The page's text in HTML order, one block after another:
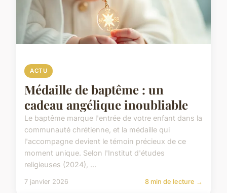
ACTU
Médaille de baptême : un
cadeau angélique inoubliable
Le baptême marque l'entrée de votre enfant dans la
communauté chrétienne, et la médaille qui
l'accompagne devient le témoin précieux de ce
moment unique. Selon l'Institut d'études
religieuses (2024), ...
7 janvier 2026 8 min de lecture →